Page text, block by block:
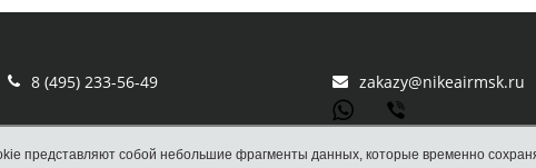
8 (495) 233-56-49 zakazy@nikeairmsk.ru
представляют собой небольшие фрагменты данных, которые временно